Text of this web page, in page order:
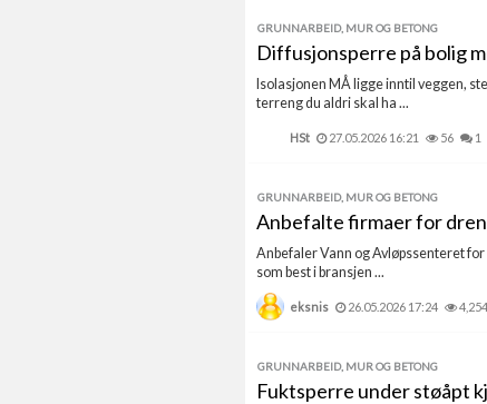
GRUNNARBEID, MUR OG BETONG
Diffusjonsperre på bolig
Isolasjonen MÅ ligge inntil veggen,
terreng du aldri skal ha ...
HSt 27.05.2026 16:21 56 1
GRUNNARBEID, MUR OG BETONG
Anbefalte firmaer for
Anbefaler Vann og Avløpssenteret
som best i bransjen ...
eksnis 26.05.2026 17:24 4,254
GRUNNARBEID, MUR OG BETONG
Fuktsperre under støåpt